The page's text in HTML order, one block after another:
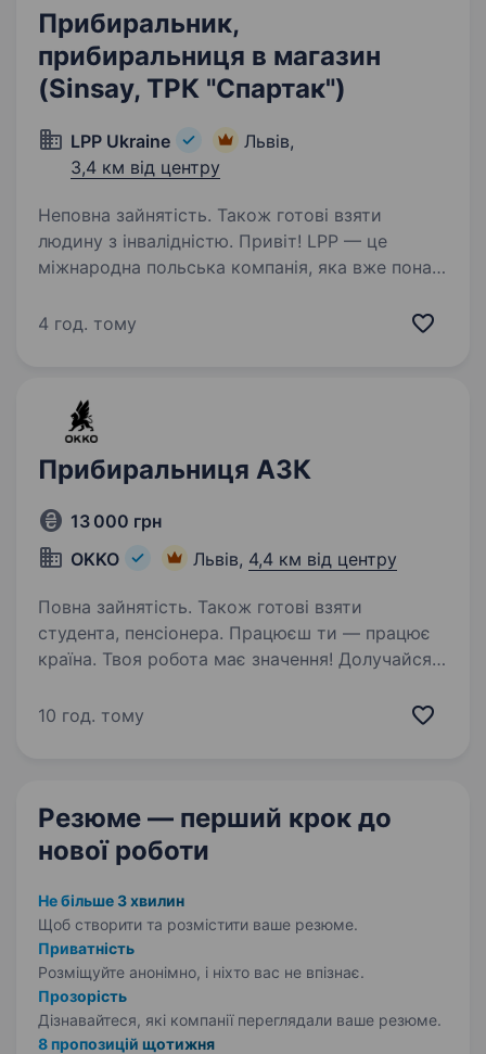
Прибиральник,
прибиральниця в магазин
(Sinsay, ТРК "Спартак")
LPP Ukraine
Львів,
3,4 км від центру
Неповна зайнятість. Також готові взяти
людину з інвалідністю. Привіт! LPP — це
міжнародна польська компанія, яка вже понад
та роздрібної торгівлі. Наша компанія керує
4 год. тому
Прибиральниця АЗК
13 000 грн
OKKO
Львів, 4,4 км від центру
Повна зайнятість. Також готові взяти
студента, пенсіонера. Працюєш ти — працює
країна. Твоя робота має значення! Долучайся
нашої країни разом! Шукаємо
10 год. тому
Резюме — перший крок до
нової роботи
Не більше 3 хвилин
Щоб створити та розмістити ваше резюме.
Приватність
Розміщуйте анонімно, і ніхто вас не впізнає.
Прозорість
Дізнавайтеся, які компанії переглядали ваше резюме.
8 пропозицій щотижня